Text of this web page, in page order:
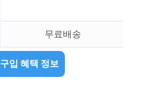
무료배송
구입 혜택 정보